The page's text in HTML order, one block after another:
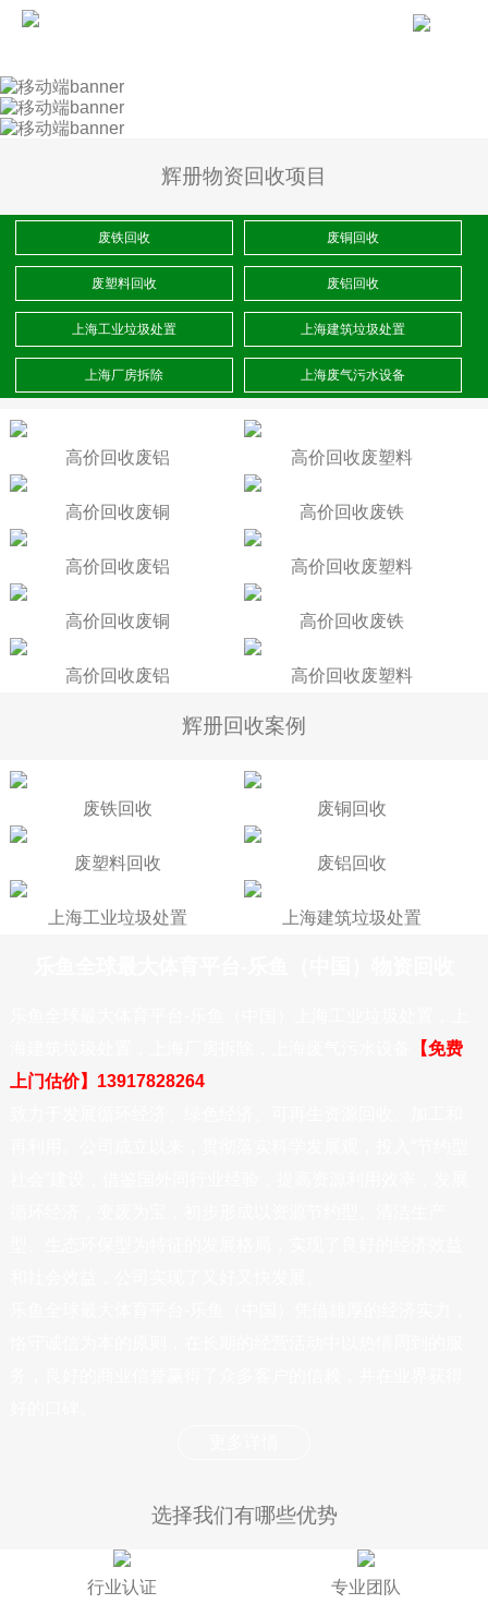
辉册物资回收项目
废铁回收 废铜回收
废塑料回收 废铝回收
上海工业垃圾处置 上海建筑垃圾处置
上海厂房拆除 上海废气污水设备
高价回收废铝 高价回收废塑料
高价回收废铜 高价回收废铁
高价回收废铝 高价回收废塑料
高价回收废铜 高价回收废铁
高价回收废铝 高价回收废塑料
辉册回收案例
废铁回收 废铜回收
废塑料回收 废铝回收
上海工业垃圾处置 上海建筑垃圾处置
【免费
上门估价】13917828264
选择我们有哪些优势
行业认证 专业团队